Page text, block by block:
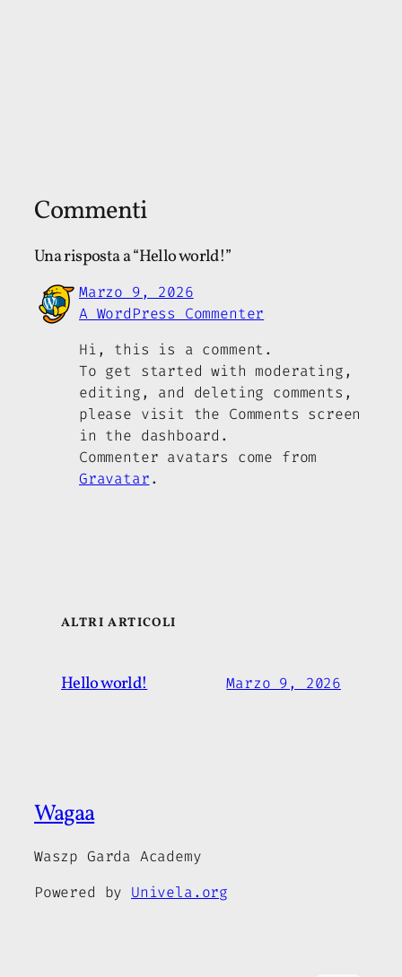
Commenti
Una risposta a “Hello world!”
Marzo 9, 2026
A WordPress Commenter
Hi, this is a comment.
To get started with moderating,
editing, and deleting comments,
please visit the Comments screen
in the dashboard.
Commenter avatars come from
Gravatar.
ALTRI ARTICOLI
Hello world! Marzo 9, 2026
Wagaa
Waszp Garda Academy
Powered by Univela.org